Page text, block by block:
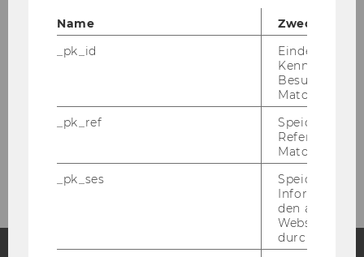
BBS Winter Term 2024/25
BBS Winter Term 2023/24
Name
Zweck
_pk_id
Eindeutige
Besuchers
Matomo.
_pk_ref
Speicherung
Referrers
Matomo.
_pk_ses
Speicherung
den aktuellen
durch